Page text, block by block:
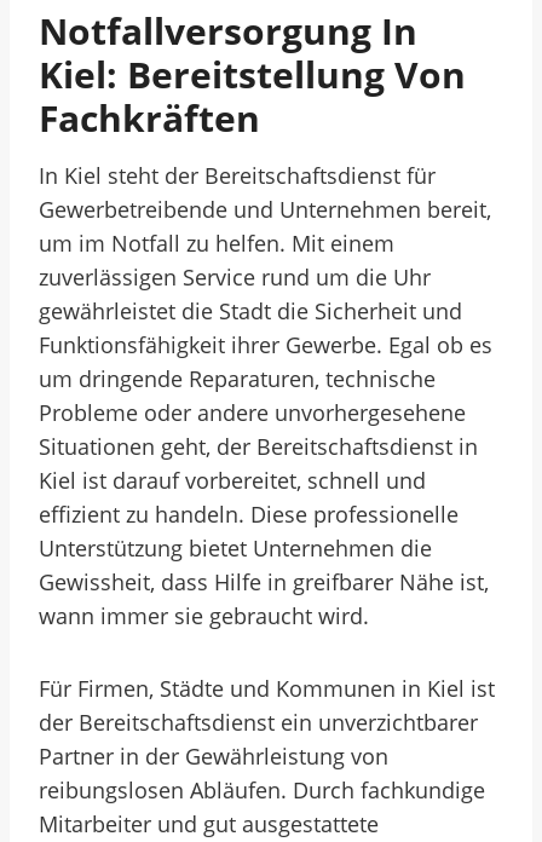
Notfallversorgung In
Kiel: Bereitstellung Von
Fachkräften
In Kiel steht der Bereitschaftsdienst für
Gewerbetreibende und Unternehmen bereit,
um im Notfall zu helfen. Mit einem
zuverlässigen Service rund um die Uhr
gewährleistet die Stadt die Sicherheit und
Funktionsfähigkeit ihrer Gewerbe. Egal ob es
um dringende Reparaturen, technische
Probleme oder andere unvorhergesehene
Situationen geht, der Bereitschaftsdienst in
Kiel ist darauf vorbereitet, schnell und
effizient zu handeln. Diese professionelle
Unterstützung bietet Unternehmen die
Gewissheit, dass Hilfe in greifbarer Nähe ist,
wann immer sie gebraucht wird.
Für Firmen, Städte und Kommunen in Kiel ist
der Bereitschaftsdienst ein unverzichtbarer
Partner in der Gewährleistung von
reibungslosen Abläufen. Durch fachkundige
Mitarbeiter und gut ausgestattete